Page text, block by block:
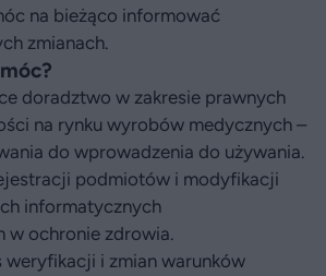
na bieżąco informować
zmianach.
doradztwo w zakresie prawnych
na rynku wyrobów medycznych –
do wprowadzenia do używania.
podmiotów i modyfikacji
informatycznych
w ochronie zdrowia.
i zmian warunków